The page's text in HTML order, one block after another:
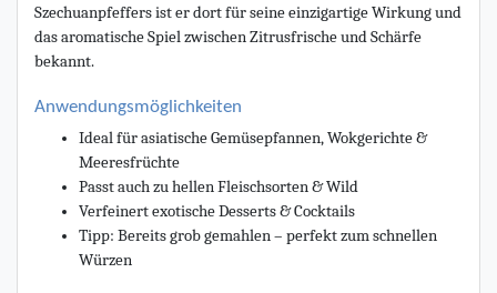
Szechuanpfeffers ist er dort für seine einzigartige Wirkung und
das aromatische Spiel zwischen Zitrusfrische und Schärfe
bekannt.
Anwendungsmöglichkeiten
Ideal für asiatische Gemüsepfannen, Wokgerichte &
Meeresfrüchte
Passt auch zu hellen Fleischsorten & Wild
Verfeinert exotische Desserts & Cocktails
Tipp: Bereits grob gemahlen – perfekt zum schnellen
Würzen